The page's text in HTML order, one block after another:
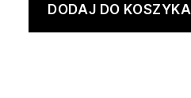
DODAJ DO KOSZYKA